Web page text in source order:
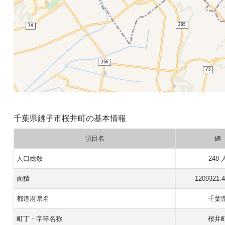
千葉県銚子市桜井町の基本情報
項目名 値
人口総数 248
面積
都道府県名 千葉
町丁・字等名称 桜井